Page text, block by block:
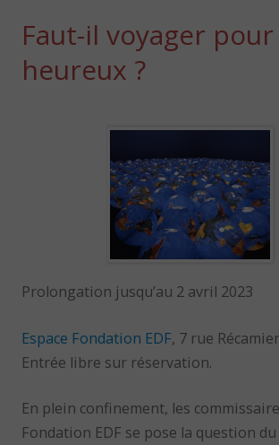
Faut-il voyager
heureux ?
Prolongation jusqu’au 2 avril 2023
Espace Fondation EDF, 7 rue
Entrée libre sur réservation.
En plein confinement, les
Fondation EDF se pose la question du